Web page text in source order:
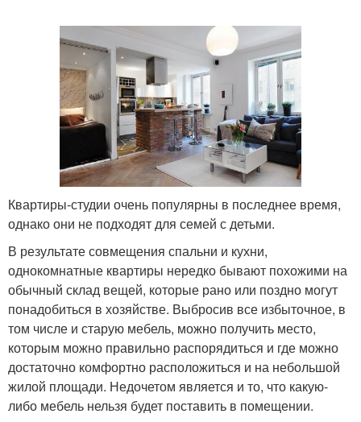
Квартиры-студии очень популярны в последнее время,
однако они не подходят для семей с детьми.
В результате совмещения спальни и кухни,
однокомнатные квартиры нередко бывают похожими на
обычный склад вещей, которые рано или поздно могут
понадобиться в хозяйстве. Выбросив все избыточное, в
том числе и старую мебель, можно получить место,
которым можно правильно распорядиться и где можно
достаточно комфортно расположиться и на небольшой
жилой площади. Недочетом является и то, что какую-
либо мебель нельзя будет поставить в помещении.